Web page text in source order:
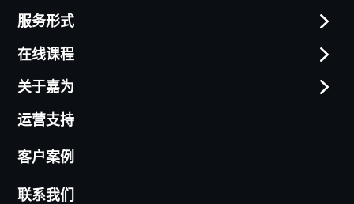
服务形式
在线课程
关于嘉为
运营支持
客户案例
联系我们